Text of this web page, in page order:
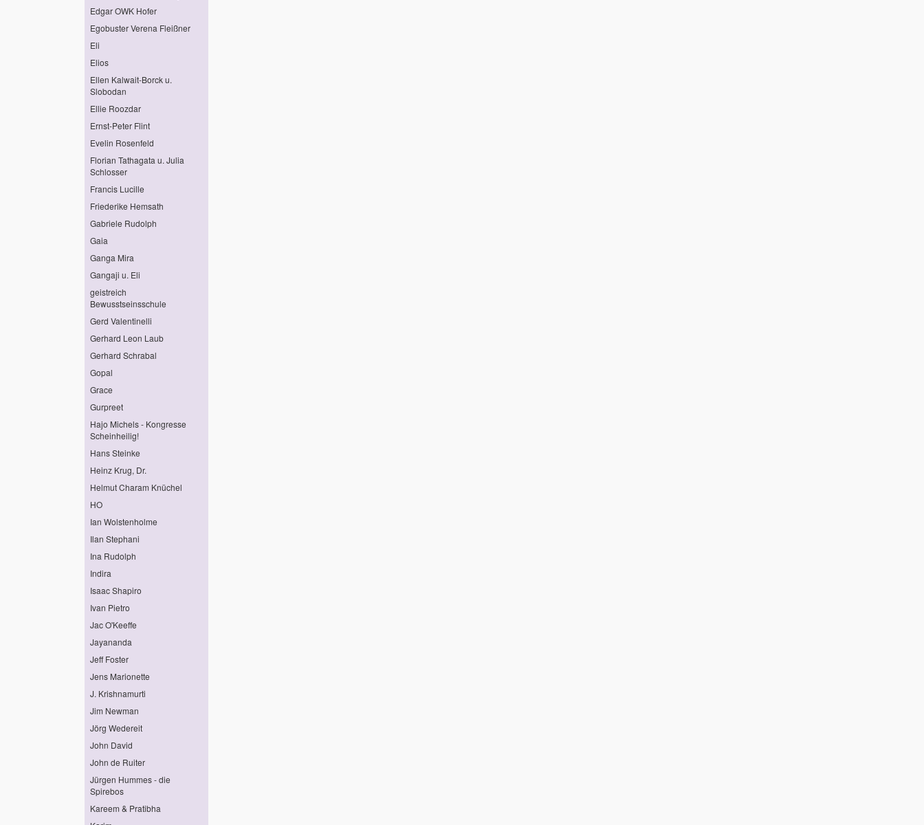
Edgar OWK Hofer
Egobuster Verena Fleißner
Eli
Elios
Ellen Kalwait-Borck u.
Slobodan
Ellie Roozdar
Ernst-Peter Flint
Evelin Rosenfeld
Florian Tathagata u. Julia
Schlosser
Francis Lucille
Friederike Hemsath
Gabriele Rudolph
Gaia
Ganga Mira
Gangaji u. Eli
geistreich
Bewusstseinsschule
Gerd Valentinelli
Gerhard Leon Laub
Gerhard Schrabal
Gopal
Grace
Gurpreet
Hajo Michels - Kongresse
Scheinheilig!
Hans Steinke
Heinz Krug, Dr.
Helmut Charam Knüchel
HO
Ian Wolstenholme
Ilan Stephani
Ina Rudolph
Indira
Isaac Shapiro
Ivan Pietro
Jac O'Keeffe
Jayananda
Jeff Foster
Jens Marionette
J. Krishnamurti
Jim Newman
Jörg Wedereit
John David
John de Ruiter
Jürgen Hummes - die
Spirebos
Kareem & Pratibha